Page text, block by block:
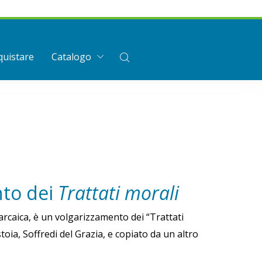
Catalogo
dei Trattati morali
è un volgarizzamento dei “Trattati
Soffredi del Grazia, e copiato da un altro